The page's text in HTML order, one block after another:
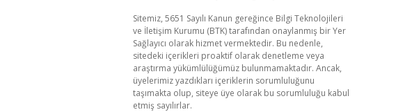
Sitemiz, 5651 Sayılı Kanun gereğince Bilgi Teknolojileri
ve İletişim Kurumu (BTK) tarafından onaylanmış bir Yer
Sağlayıcı olarak hizmet vermektedir. Bu nedenle,
sitedeki içerikleri proaktif olarak denetleme veya
araştırma yükümlülüğümüz bulunmamaktadır. Ancak,
üyelerimiz yazdıkları içeriklerin sorumluluğunu
taşımakta olup, siteye üye olarak bu sorumluluğu kabul
etmiş sayılırlar.